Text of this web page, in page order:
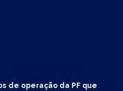
de operação da PF que